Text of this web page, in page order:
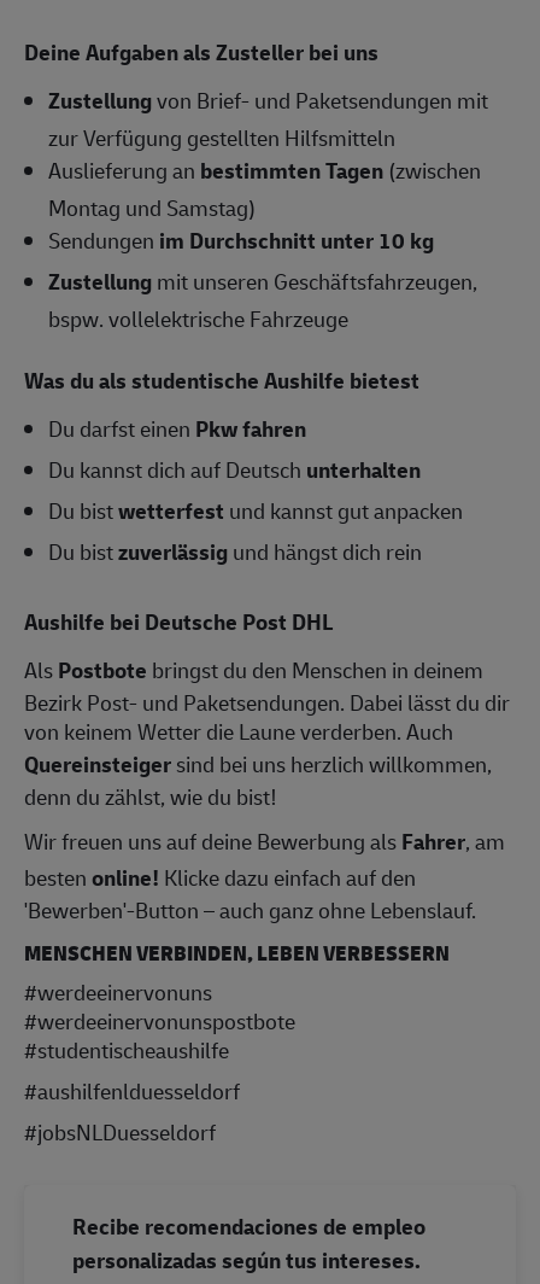
Deine Aufgaben als Zusteller bei uns
Zustellungvon Brief- und Paketsendungen mit
zur Verfügung gestellten Hilfsmitteln
Auslieferung an bestimmten Tagen (zwischen
Montag und Samstag)
Sendungen im Durchschnitt unter 10 kg
Zustellungmit unseren Geschäftsfahrzeugen,
bspw. vollelektrische Fahrzeuge
Was du als studentische Aushilfe bietest
Du darfst einen Pkw fahren
Du kannst dich auf Deutsch unterhalten
Du bistwetterfest und kannst gut anpacken
Du bistzuverlässigund hängst dich rein
Aushilfe bei Deutsche Post DHL
AlsPostbote bringst du den Menschen in deinem
Bezirk Post- und Paketsendungen. Dabei lässt du dir
von keinem Wetter die Laune verderben. Auch
Quereinsteigersind bei uns herzlich willkommen,
denn du zählst, wie du bist!
Wir freuen uns auf deine Bewerbung alsFahrer, am
bestenonline! Klicke dazu einfach auf den
'Bewerben'-Button – auch ganz ohne Lebenslauf.
MENSCHEN VERBINDEN, LEBEN VERBESSERN
#werdeeinervonuns
#werdeeinervonunspostbote
#studentischeaushilfe
#aushilfenlduesseldorf
#jobsNLDuesseldorf
Recibe recomendaciones de empleo
personalizadas según tus intereses.